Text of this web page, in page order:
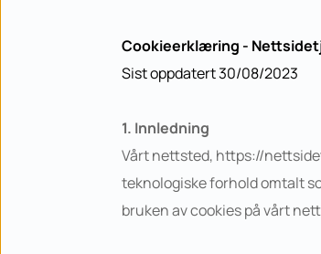
Cookieerklæring -
Sist oppdatert 30/08/2023
1. Innledning
Vårt nettsted, https://
teknologiske forhold omtalt
bruken av cookies på vårt